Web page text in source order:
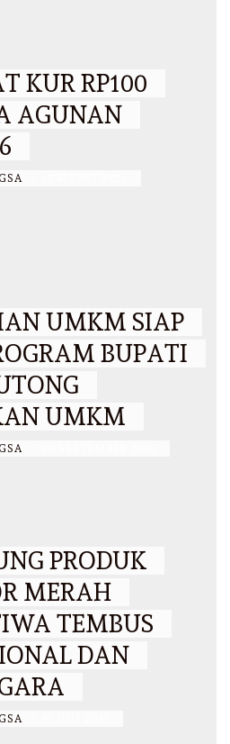
KUR RP100
AGUNAN
UMKM SIAP
BUPATI
UMKM
PRODUK
MERAH
TEMBUS
DAN